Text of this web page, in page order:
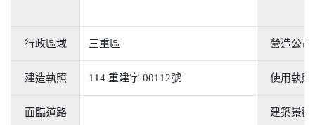
行政區域 三重區 營造公司
建造執照 114 重建字 00112號 使用執照
面臨道路 建築景觀